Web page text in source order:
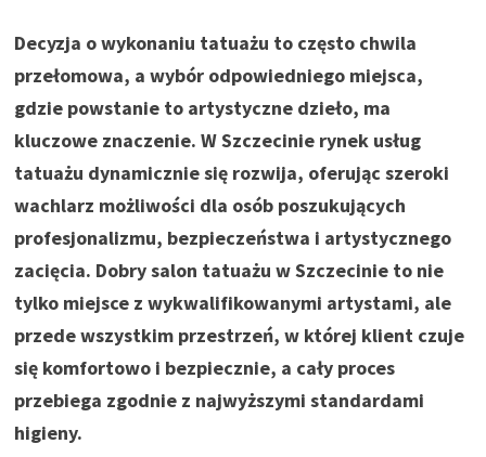
Decyzja o wykonaniu tatuażu to często chwila
przełomowa, a wybór odpowiedniego miejsca,
gdzie powstanie to artystyczne dzieło, ma
kluczowe znaczenie. W Szczecinie rynek usług
tatuażu dynamicznie się rozwija, oferując szeroki
wachlarz możliwości dla osób poszukujących
profesjonalizmu, bezpieczeństwa i artystycznego
zacięcia. Dobry salon tatuażu w Szczecinie to nie
tylko miejsce z wykwalifikowanymi artystami, ale
przede wszystkim przestrzeń, w której klient czuje
się komfortowo i bezpiecznie, a cały proces
przebiega zgodnie z najwyższymi standardami
higieny.